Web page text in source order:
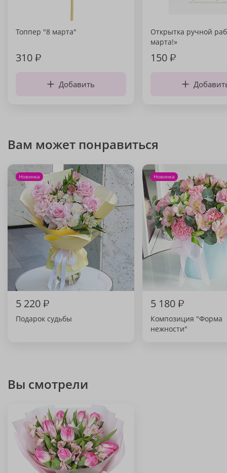
Топпер "8 марта"
310₽
Добавить
Открытка ручной
марта!»
150₽
Вам может понравиться
Новинка
5 220₽
Подарок судьбы
Новинка
5 180₽
Композиция "Форма
нежности"
Вы смотрели